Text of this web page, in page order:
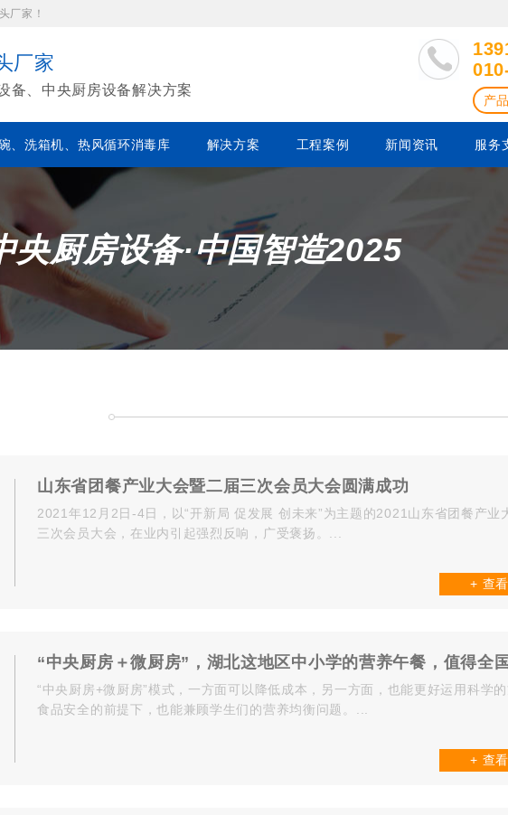
厂家！
厂家
备、中央厨房设备解决方案
、洗箱机、热风循环消毒库 解决方案 工程案例 新闻资讯 服务
央厨房设备·中国智造2025
山东省团餐产业大会暨二届三次会员大会圆满成功
2021年12月2日-4日，以“开新局 促发展 创未来”为主题的2021山东省团餐产业
三次会员大会，在业内引起强烈反响，广受褒扬。...
+ 查
“中央厨房＋微厨房”，湖北这地区中小学的营养午餐，值得全
“​中央厨房+微厨房”模式，一方面可以降低成本，另一方面，也能更好运用科学
食品安全的前提下，也能兼顾学生们的营养均衡问题。...
+ 查